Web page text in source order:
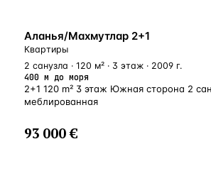
У МОРЯ
Аланья/Махмутлар 2+1
Квартиры
2 санузла · 120 м² · 3 этаж · 2009 г.
400 м до моря
2+1 120 m² 3 этаж Южная сторона 2
меблированная
93 000 €